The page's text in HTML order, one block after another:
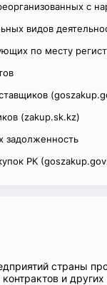
с
видов
по месту
(zakup.sk.kz)
задолженность
РК
страны
и